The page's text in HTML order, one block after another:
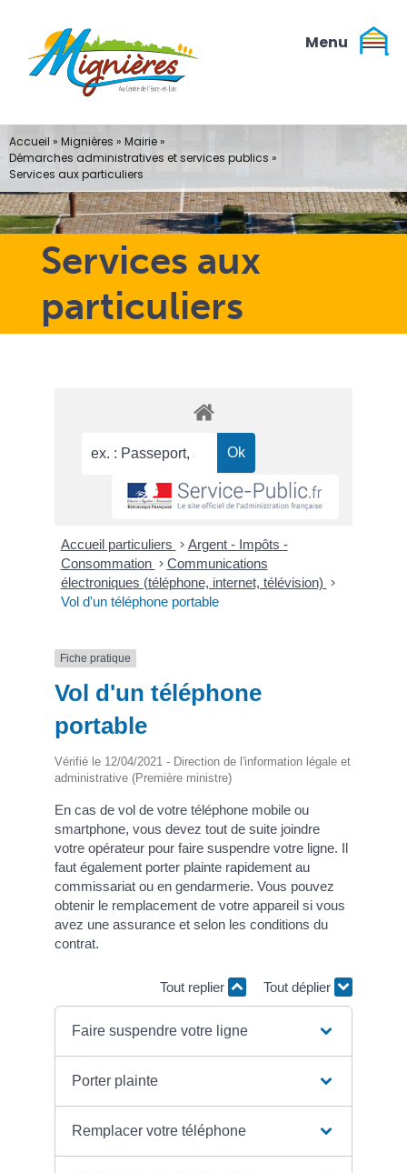
contenu
Services aux
particuliers
Accueil » Mignières » Mairie»
Démarches administratives et services publics »
Services aux particuliers
Accueil particuliers > Argent - Impôts -
Consommation > Communications
électroniques (téléphone, internet, télévision) >
Vol d'un téléphone portable
Fiche pratique
Vol d'un téléphone
portable
Vérifié le 12/04/2021 - Direction de l'information légale et
administrative (Première ministre)
En cas de vol de votre téléphone mobile ou
smartphone, vous devez tout de suite joindre
votre opérateur pour faire suspendre votre ligne. Il
faut également porter plainte rapidement au
commissariat ou en gendarmerie. Vous pouvez
obtenir le remplacement de votre appareil si vous
avez une assurance et selon les conditions du
contrat.
Tout replier Tout déplier
Faire suspendre votre ligne
Porter plainte
Remplacer votre téléphone